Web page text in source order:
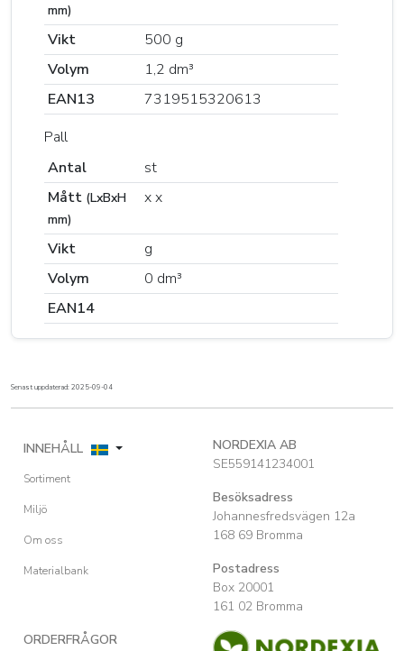
mm)
Vikt
500 g
Volym
1,2 dm³
EAN13
7319515320613
Pall
Antal
st
Mått (LxBxH
mm)
x x
Vikt
g
Volym
0 dm³
EAN14
Senast uppdaterad: 2025-09-04
INNEHÅLL
Sortiment
Miljö
Om oss
Materialbank
NORDEXIA AB
SE559141234001
Besöksadress
Johannesfredsvägen 12a
168 69 Bromma
Postadress
Box 20001
161 02 Bromma
ORDERFRÅGOR